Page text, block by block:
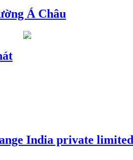
Á Châu
India private